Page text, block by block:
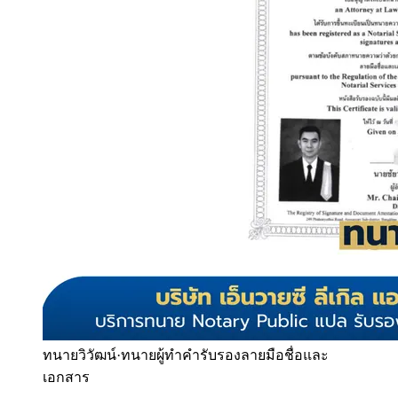
ทนายวิวัฒน์·ทนายผู้ทำคำรับรองลายมือชื่อและ
เอกสาร